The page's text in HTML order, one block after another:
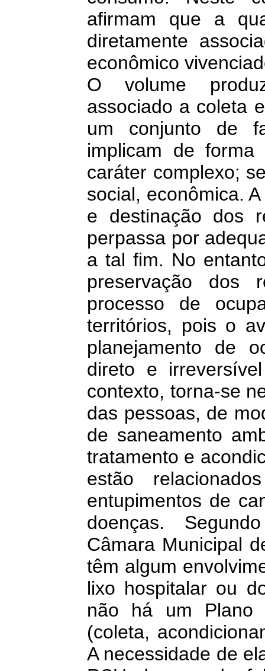
afirmam que a
diretamente
econômico
O volume
associado a coleta
um conjunto de
implicam de
caráter complexo;
social, econômica.
e destinação dos
perpassa por
a tal fim. No
preservação dos
processo de
territórios, pois o
planejamento de
direto e
contexto, torna-se
das pessoas, de
de saneamento
tratamento e
estão
entupimentos de
doenças.
Câmara Municipal
têm algum
lixo hospitalar ou
não há um Plano
(coleta,
A necessidade de